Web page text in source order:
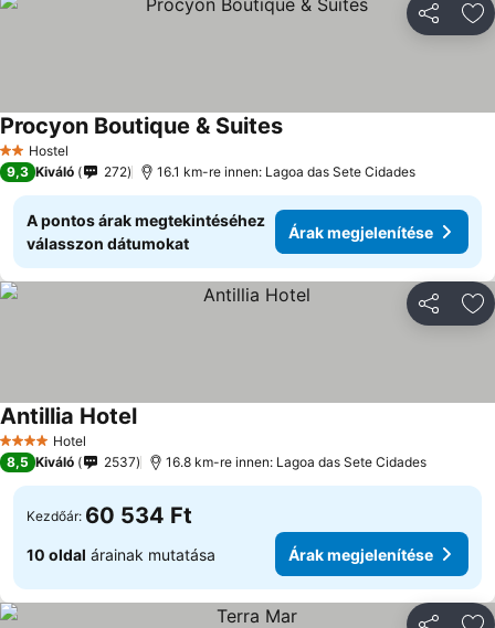
2 Kategória
Hostel
Procyon Boutique & Suites
9,3 Kiváló 272 16.1 km-re innen: Lagoa das Sete Cidades
A pontos árak megtekintéséhez
válasszon dátumokat
Árak megjelenítése
4 KategóriaHotel
Antillia Hotel
8,5 Kiváló 2537 16.8 km-re innen: Lagoa das Sete Cidades
Kezdőár: 60 534 Ft
10 oldal árainak mutatása Árak megjelenítése